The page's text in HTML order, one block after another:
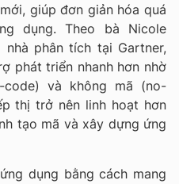
giúp đơn giản hóa quá
dụng. Theo bà Nicole
nhà phân tích tại Gartner,
phát triển nhanh hơn nhờ
và không mã (no-
thị trở nên linh hoạt hơn
tạo mã và xây dựng ứng
dụng bằng cách mang